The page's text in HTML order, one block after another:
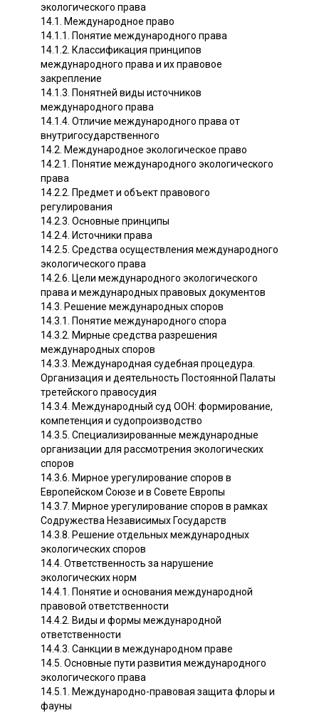
экологического права
14.1. Международное право
14.1.1. Понятие международного права
14.1.2. Классификация принципов
международного права и их правовое
закрепление
14.1.3. Понятней виды источников
международного права
14.1.4. Отличие международного права от
внутригосударственного
14.2. Международное экологическое право
14.2.1. Понятие международного экологического
права
14.2.2. Предмет и объект правового
регулирования
14.2.3. Основные принципы
14.2.4. Источники права
14.2.5. Средства осуществления международного
экологического права
14.2.6. Цели международного экологического
права и международных правовых документов
14.3. Решение международных споров
14.3.1. Понятие международного спора
14.3.2. Мирные средства разрешения
международных споров
14.3.3. Международная судебная процедура.
Организация и деятельность Постоянной Палаты
третейского правосудия
14.3.4. Международный суд ООН: формирование,
компетенция и судопроизводство
14.3.5. Специализированные международные
организации для рассмотрения экологических
споров
14.3.6. Мирное урегулирование споров в
Европейском Союзе и в Совете Европы
14.3.7. Мирное урегулирование споров в рамках
Содружества Независимых Государств
14.3.8. Решение отдельных международных
экологических споров
14.4. Ответственность за нарушение
экологических норм
14.4.1. Понятие и основания международной
правовой ответственности
14.4.2. Виды и формы международной
ответственности
14.4.3. Санкции в международном праве
14.5. Основные пути развития международного
экологического права
14.5.1. Международно-правовая защита флоры и
фауны